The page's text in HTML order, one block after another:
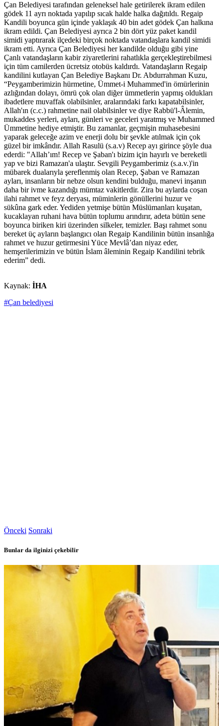
Çan Belediyesi tarafından geleneksel hale getirilerek ikram edilen
gödek 11 ayrı noktada yapılıp sıcak halde halka dağıtıldı. Regaip
Kandili boyunca gün içinde yaklaşık 40 bin adet gödek Çan halkına
ikram edildi. Çan Belediyesi ayrıca 2 bin dört yüz paket kandil
simidi yaptırarak ilçedeki birçok noktada vatandaşlara kandil simidi
ikram etti. Ayrıca Çan Belediyesi her kandilde olduğu gibi yine
Çanlı vatandaşların kabir ziyaretlerini rahatlıkla gerçekleştirebilmesi
için tüm camilerden ücretsiz otobüs kaldırdı. Vatandaşların Regaip
kandilini kutlayan Çan Belediye Başkanı Dr. Abdurrahman Kuzu,
“Peygamberimizin hürmetine, Ümmet-i Muhammed'in ömürlerinin
azlığından dolayı, ömrü çok olan diğer ümmetlerin yapmış oldukları
ibadetlere muvaffak olabilsinler, aralarındaki farkı kapatabilsinler,
Allah'ın (c.c.) rahmetine nail olabilsinler ve diye Rabbü'l-Âlemin,
mukaddes yerleri, ayları, günleri ve geceleri yaratmış ve Muhammed
Ümmetine hediye etmiştir. Bu zamanlar, geçmişin muhasebesini
yaparak geleceğe azim ve enerji dolu bir şevkle atılmak için çok
güzel bir imkândır. Allah Rasulü (s.a.v) Recep ayı girince şöyle dua
ederdi: "Allah’ım! Recep ve Şaban'ı bizim için hayırlı ve bereketli
yap ve bizi Ramazan'a ulaştır. Sevgili Peygamberimiz (s.a.v.)'in
mübarek dualarıyla şereflenmiş olan Recep, Şaban ve Ramazan
ayları, insanların bir nebze olsun kendini bulduğu, manevi inşanın
daha bir ivme kazandığı mümtaz vakitlerdir. Zira bu aylarda coşan
ilahi rahmet ve feyz deryası, müminlerin gönüllerini huzur ve
sükûna gark eder. Yediden yetmişe bütün Müslümanları kuşatan,
kucaklayan ruhani hava bütün toplumu arındırır, adeta bütün sene
boyunca biriken kiri üzerinden silkeler, temizler. Başı rahmet sonu
bereket üç ayların başlangıcı olan Regaip Kandilinin bütün insanlığa
rahmet ve huzur getirmesini Yüce Mevlâ’dan niyaz eder,
hemşerilerimizin ve bütün İslam âleminin Regaip Kandilini tebrik
ederim” dedi.
Kaynak: İHA
#Çan belediyesi
Önceki Sonraki
Bunlar da ilginizi çekebilir